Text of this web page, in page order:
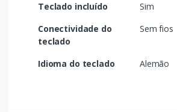
Teclado incluído
Sim
Conectividade do
teclado
Sem fios
Idioma do teclado Alemão